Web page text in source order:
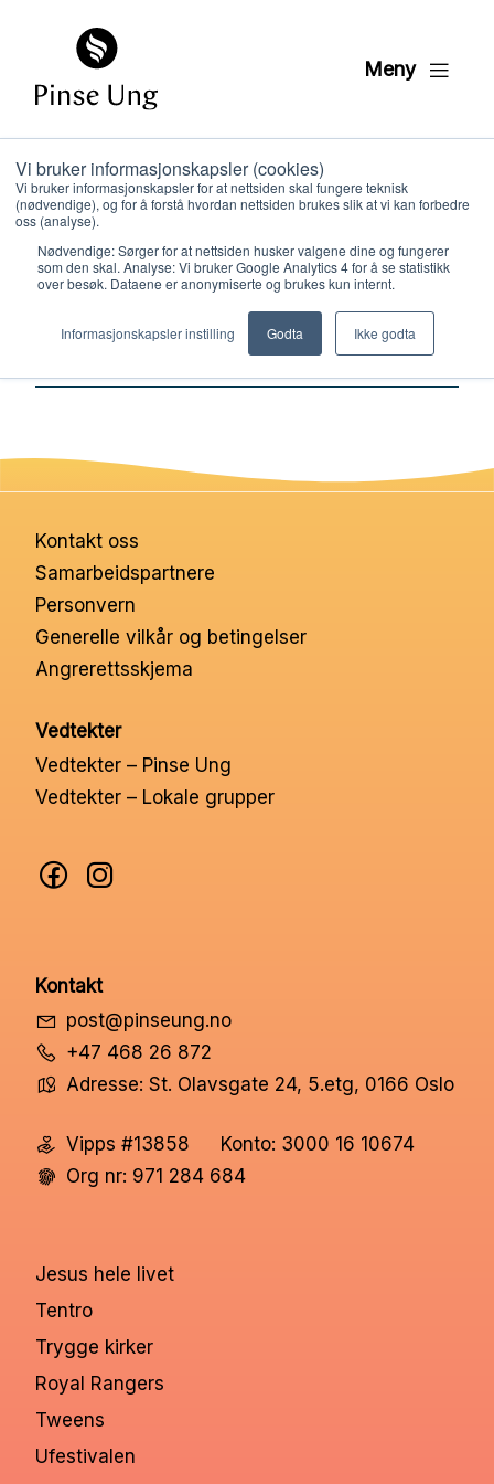
Vi bruker informasjonskapsler (cookies)
Vi bruker informasjonskapsler for at nettsiden skal fungere teknisk
(nødvendige), og for å forstå hvordan nettsiden brukes slik at vi kan forbedre
oss (analyse).
Nødvendige: Sørger for at nettsiden husker valgene dine og fungerer
som den skal. Analyse: Vi bruker Google Analytics 4 for å se statistikk
over besøk. Dataene er anonymiserte og brukes kun internt.
Informasjonskapsler instilling Godta Ikke godta
Meny
07 Veileder for
varslingssaker i
menighetene
PER KRISTIAN LØVE
16. OKTOBER 2024
Kontakt oss
Samarbeidspartnere
Personvern
Generelle vilkår og betingelser
Angrerettsskjema
Vedtekter
Vedtekter – Pinse Ung
Vedtekter – Lokale grupper
Kontakt
post@pinseung.no
+47 468 26 872
Adresse: St. Olavsgate 24, 5.etg, 0166 Oslo
Vipps #13858
Konto: 3000 16 10674
Org nr: 971 284 684
Jesus hele livet
Tentro
Trygge kirker
Royal Rangers
Tweens
Ufestivalen
Hva vi gjør
Ressurser
Nettbutikk
Kontakt oss
Medlemssystem
Min konto